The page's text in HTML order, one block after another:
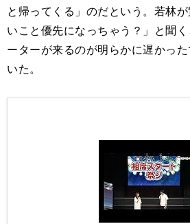
と帰ってくる」のだという。若林
いこと優先になっちゃう？」と聞
ーターが来るのが明らかに遅かっ
いた。